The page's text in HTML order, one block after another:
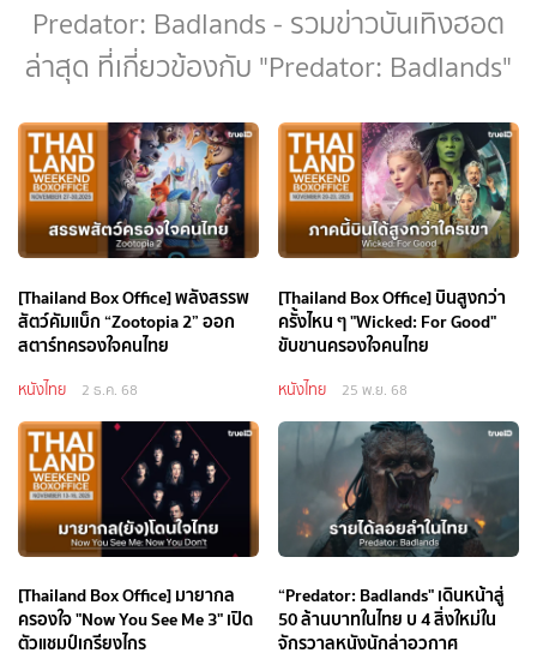
Predator: Badlands - รวมข่าวบันเทิงฮอต
ล่าสุด ที่เกี่ยวข้องกับ "Predator: Badlands"
[Thailand Box Office] พลังสรรพ
สัตว์คัมแบ็ก “Zootopia 2” ออก
สตาร์ทครองใจคนไทย
หนังไทย 2 ธ.ค. 68
[Thailand Box Office] บินสูงกว่า
ครั้งไหน ๆ "Wicked: For Good"
ขับขานครองใจคนไทย
หนังไทย 25 พ.ย. 68
[Thailand Box Office] มายากล
ครองใจ "Now You See Me 3" เปิด
ตัวแชมป์เกรียงไกร
“Predator: Badlands" เดินหน้าสู่
50 ล้านบาทในไทย บ 4 สิ่งใหม่ใน
จักรวาลหนังนักล่าอวกาศ